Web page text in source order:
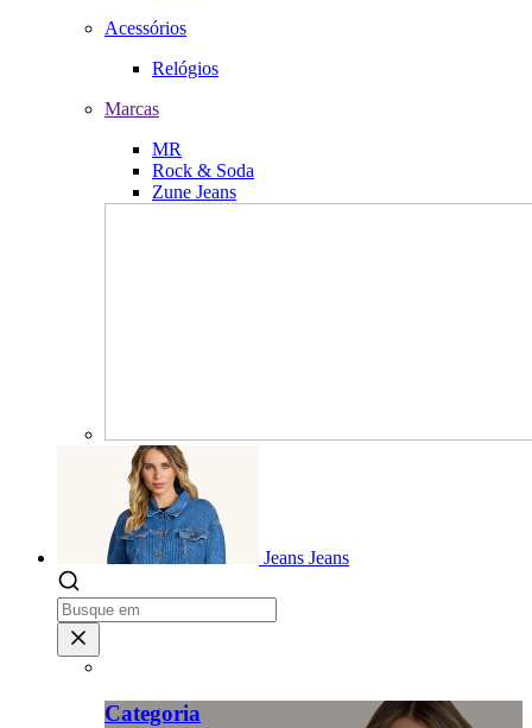
Acessórios
Relógios
Marcas
MR
Rock & Soda
Zune Jeans
Jeans Jeans
Categoria